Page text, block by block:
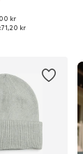
55-60
kr
71,20 kr